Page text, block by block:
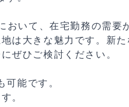
いて、在宅勤務の需要
は大きな魅力です。新
ぜひご検討ください。
能です。
。